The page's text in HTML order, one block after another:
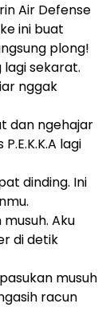
Air Defense
ini buat
plong!
lagi sekarat.
nggak
dan ngehajar
lagi
dinding. Ini
Aku
di detik
musuh
racun